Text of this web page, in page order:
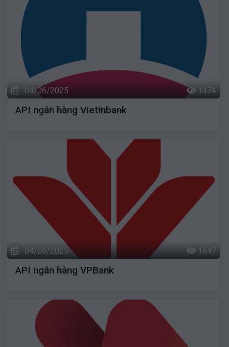
04/06/2025 1474
API ngân hàng Vietinbank
04/06/2025 1647
API ngân hàng VPBank